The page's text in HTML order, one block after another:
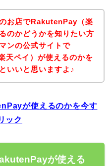
お店でRakutenPay（楽
のかどうかを知りたい方
ンの公式サイトで
天ペイ）が使えるのかを
いいと思いますよ♪
が使えるのかを今す
ック
が使える